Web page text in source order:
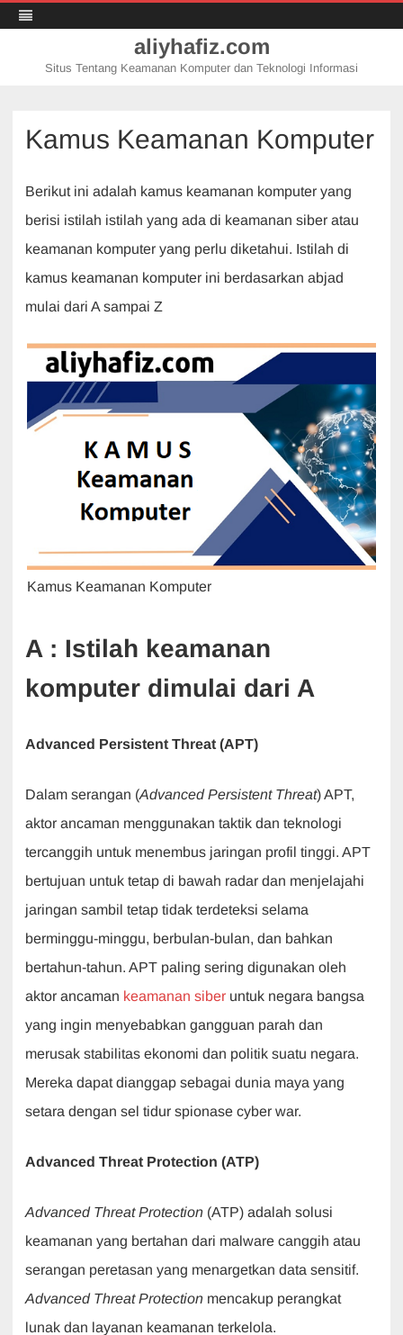
aliyhafiz.com
Situs Tentang Keamanan Komputer dan Teknologi Informasi
Kamus Keamanan Komputer
Berikut ini adalah kamus keamanan komputer yang
berisi istilah istilah yang ada di keamanan siber atau
keamanan komputer yang perlu diketahui. Istilah di
kamus keamanan komputer ini berdasarkan abjad
mulai dari A sampai Z
Kamus Keamanan Komputer
A : Istilah keamanan
komputer dimulai dari A
Advanced Persistent Threat (APT)
Dalam serangan (Advanced Persistent Threat) APT,
aktor ancaman menggunakan taktik dan teknologi
tercanggih untuk menembus jaringan profil tinggi. APT
bertujuan untuk tetap di bawah radar dan menjelajahi
jaringan sambil tetap tidak terdeteksi selama
berminggu-minggu, berbulan-bulan, dan bahkan
bertahun-tahun. APT paling sering digunakan oleh
aktor ancaman keamanan siber untuk negara bangsa
yang ingin menyebabkan gangguan parah dan
merusak stabilitas ekonomi dan politik suatu negara.
Mereka dapat dianggap sebagai dunia maya yang
setara dengan sel tidur spionase cyber war.
Advanced Threat Protection (ATP)
Advanced Threat Protection (ATP) adalah solusi
keamanan yang bertahan dari malware canggih atau
serangan peretasan yang menargetkan data sensitif.
Advanced Threat Protection mencakup perangkat
lunak dan layanan keamanan terkelola.